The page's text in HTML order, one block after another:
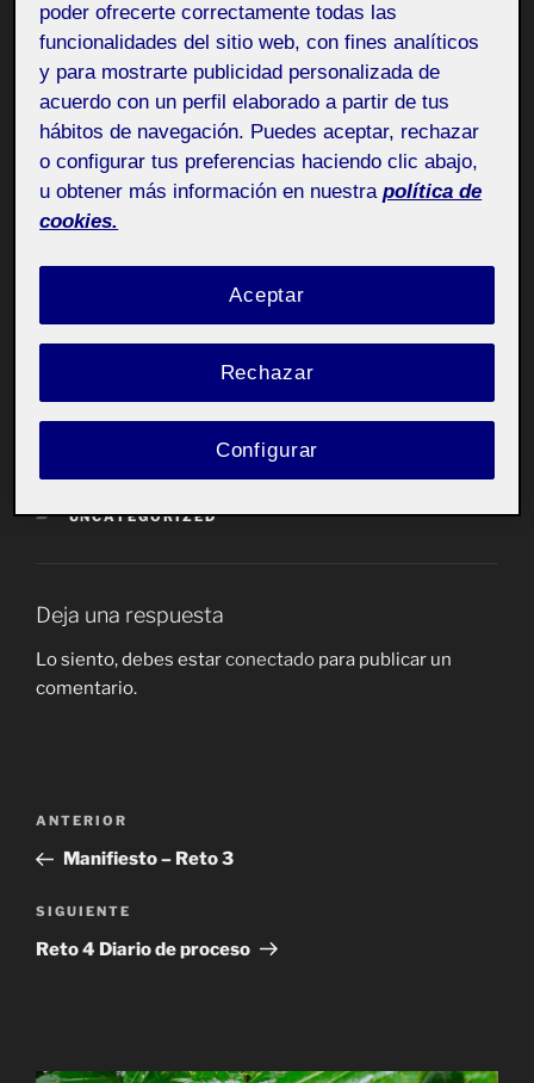
Me gusta la parte de la Investigación Artística que
conlleva ver el proceso de trabajo de otros artistas, el
punto de partida, las preguntas, la teoría que
desarrollan alrededor de ella, la transmisión de la
experiencia respecto a estas y el desarrollo de sus
dispositivos o performances hasta un resultado
muchas veces indeterminado en su forma final, pero
cargado de todo lo demás. Es como un diario de artista
ayuda a focalizar la mirada y a reflexionar sobre ello de
la mano del artista.
Entrega de la actividad Reto 3
CATEGORÍAS
UNCATEGORIZED
Deja una respuesta
Lo siento, debes estarconectado para publicar un
comentario.
Navegación
entradas
Entrada
anterior:
ANTERIOR
Manifiesto – Reto 3
Siguiente
entrada
SIGUIENTE
Reto 4 Diario de proceso
poder ofrecerte correctamente todas las
funcionalidades del sitio web, con fines analíticos
y para mostrarte publicidad personalizada de
acuerdo con un perfil elaborado a partir de tus
hábitos de navegación. Puedes aceptar, rechazar
o configurar tus preferencias haciendo clic abajo,
u obtener más información en nuestra política de
cookies.
Rechazar
Aceptar
Configurar